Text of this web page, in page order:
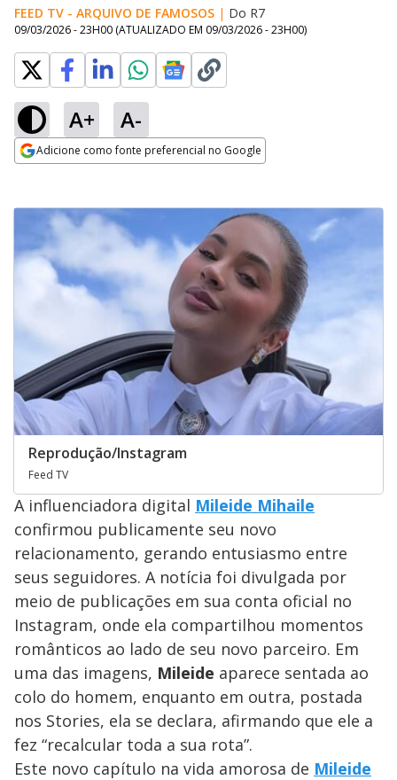
FEED TV - ARQUIVO DE FAMOSOS | Do R7
09/03/2026 - 23H00 (ATUALIZADO EM 09/03/2026 - 23H00)
A+ A-
Adicione como fonte preferencial no Google
Reprodução/Instagram
Feed TV
A influenciadora digital Mileide Mihaile
confirmou publicamente seu novo
relacionamento, gerando entusiasmo entre
seus seguidores. A notícia foi divulgada por
meio de publicações em sua conta oficial no
Instagram, onde ela compartilhou momentos
românticos ao lado de seu novo parceiro. Em
uma das imagens, Mileide aparece sentada ao
colo do homem, enquanto em outra, postada
nos Stories, ela se declara, afirmando que ele a
fez “recalcular toda a sua rota”.
Este novo capítulo na vida amorosa de Mileide